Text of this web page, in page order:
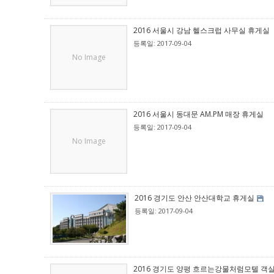
No Image
2016 서울시 강남 헬스크럽 사무실 휴게실
등록일: 2017-09-04
No Image
2016 서울시 동대문 AM.PM 매장 휴게실
등록일: 2017-09-04
2016 경기도 안산 안산대학교 휴게실
등록일: 2017-09-04
2016 경기도 양평 흐르는강물처럼모텔 객